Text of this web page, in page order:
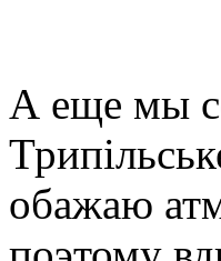
А еще мы
обажаю